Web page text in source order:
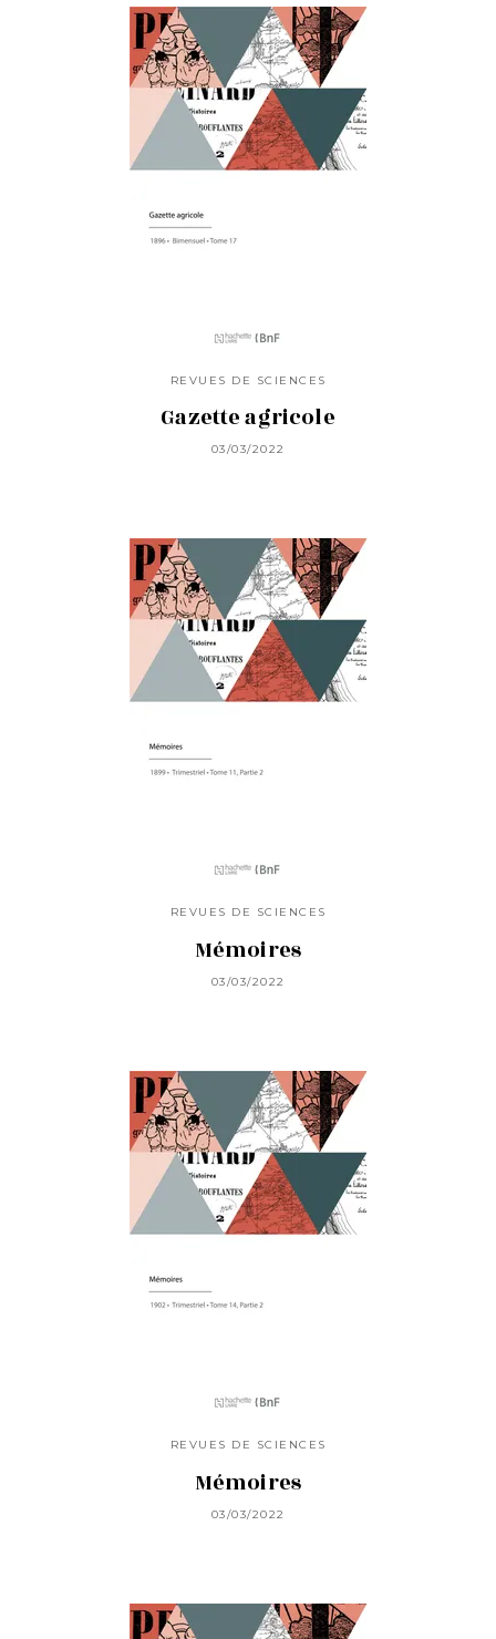
REVUES DE SCIENCES
Gazette agricole
03/03/2022
REVUES DE SCIENCES
Mémoires
03/03/2022
REVUES DE SCIENCES
Mémoires
03/03/2022